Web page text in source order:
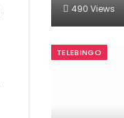
490 Views
TELEBINGO